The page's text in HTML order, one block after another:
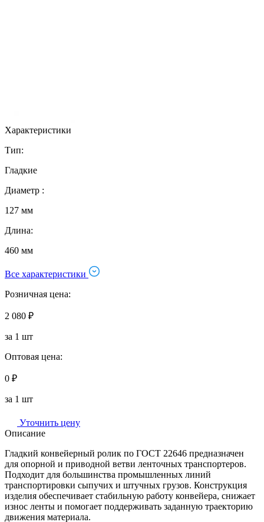
Характеристики
Тип:
Гладкие
Диаметр :
127 мм
Длина:
460 мм
Все характеристики
Розничная цена:
2 080 ₽
за 1 шт
Оптовая цена:
0 ₽
за 1 шт
Уточнить цену
Описание
Гладкий конвейерный ролик по ГОСТ 22646 предназначен
для опорной и приводной ветви ленточных транспортеров.
Подходит для большинства промышленных линий
транспортировки сыпучих и штучных грузов. Конструкция
изделия обеспечивает стабильную работу конвейера, снижает
износ ленты и помогает поддерживать заданную траекторию
движения материала.